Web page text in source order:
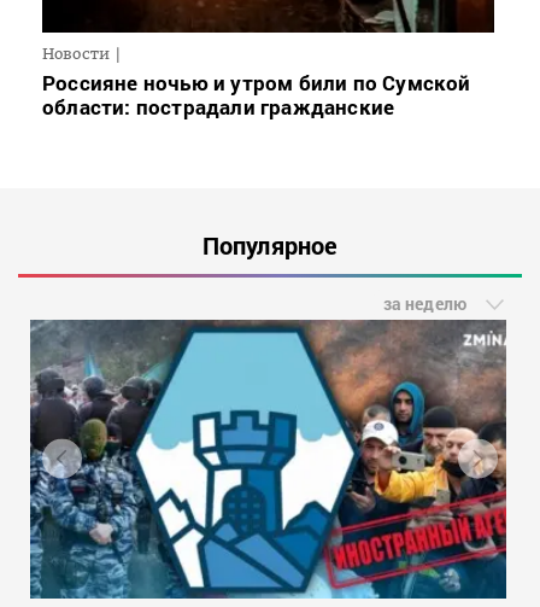
Новости
Россияне ночью и утром били по Сумской
области: пострадали гражданские
Популярное
за неделю